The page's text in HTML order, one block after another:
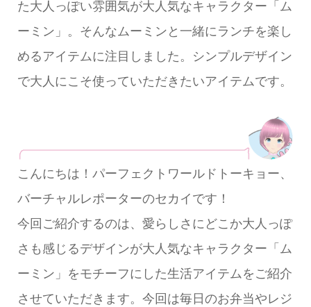
た大人っぽい雰囲気が大人気なキャラクター「ム
ーミン」。そんなムーミンと一緒にランチを楽し
めるアイテムに注目しました。シンプルデザイン
で大人にこそ使っていただきたいアイテムです。
こんにちは！パーフェクトワールドトーキョー、
バーチャルレポーターのセカイです！
今回ご紹介するのは、愛らしさにどこか大人っぽ
さも感じるデザインが大人気なキャラクター「ム
ーミン」をモチーフにした生活アイテムをご紹介
させていただきます。今回は毎日のお弁当やレジ